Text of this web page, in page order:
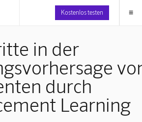
Kostenlos testen ≡
in der
durch
Learning